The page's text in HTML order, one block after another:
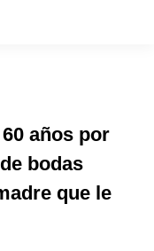
años por
bodas
que le